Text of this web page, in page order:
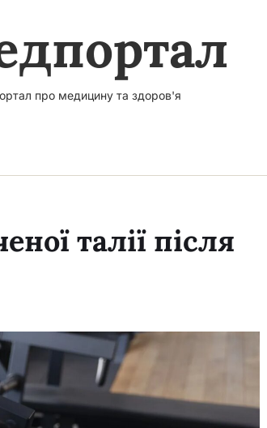
про медицину та здоров'я
талії після